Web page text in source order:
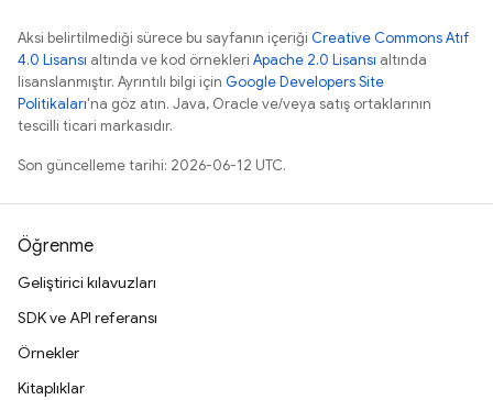
Aksi belirtilmediği sürece bu sayfanın içeriği Creative Commons Atıf
4.0 Lisansı altında ve kod örnekleri Apache 2.0 Lisansı altında
lisanslanmıştır. Ayrıntılı bilgi için Google Developers Site
Politikaları'na göz atın. Java, Oracle ve/veya satış ortaklarının
tescilli ticari markasıdır.
Son güncelleme tarihi: 2026-06-12 UTC.
Öğrenme
Geliştirici kılavuzları
SDK ve API referansı
Örnekler
Kitaplıklar